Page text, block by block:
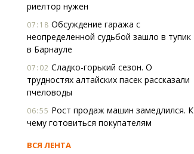
риелтор нужен
07:18 Обсуждение гаража с
неопределенной судьбой зашло в тупик
в Барнауле
07:02 Сладко-горький сезон. О
трудностях алтайских пасек рассказали
пчеловоды
06:55 Рост продаж машин замедлился. К
чему готовиться покупателям
ВСЯ ЛЕНТА